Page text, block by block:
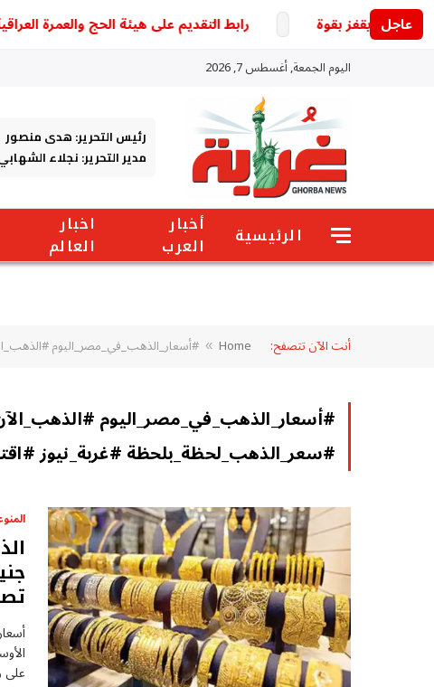
عاجل رابط التقديم على هيئة الحج والعمرة العراقية 2027.. خطوات التسجيل والشروط والخدمات الإلكترونية
اليوم الجمعة, أغسطس 7, 2026
رئيس التحرير: هدى منصور
مدير التحرير: نجلاء
الرئيسية
أخبار
العرب
اخبار
العالم
أنت الآن تتصفح: Home
» #أسعار_الذهب_في_مصر_اليوم #الذهب_الآن #سعر_عيار_21 #الصاغة_المصرية
#سعر_الذهب_لحظة_بلحظة #غربة_نيوز
على